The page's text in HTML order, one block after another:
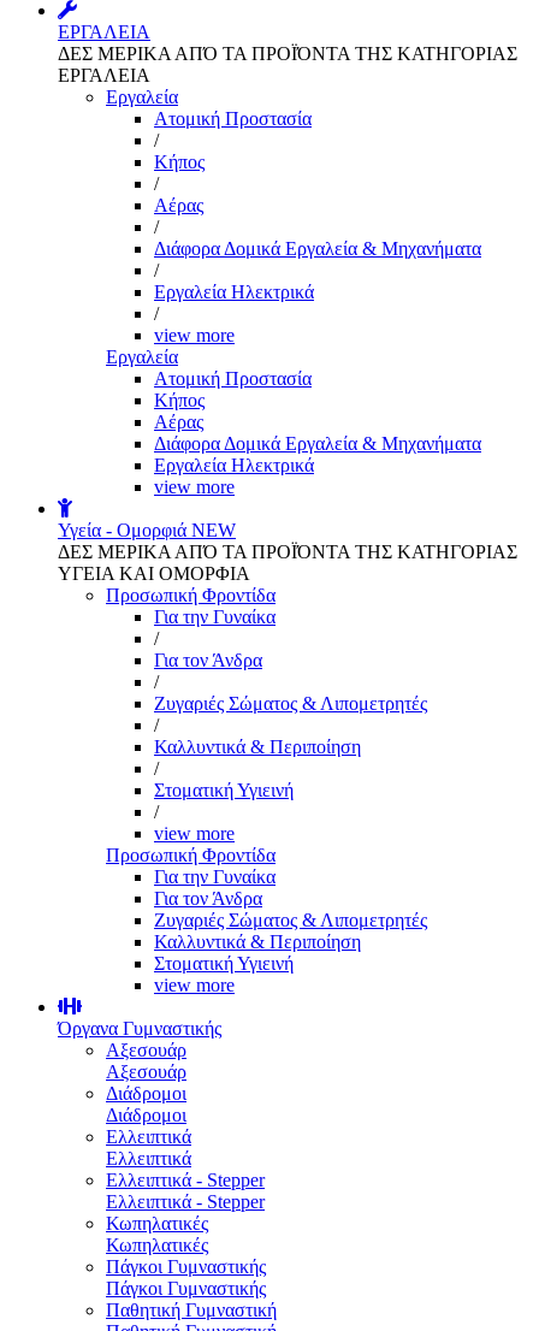
ΕΡΓΑΛΕΙΑ
ΔΕΣ ΜΕΡΙΚΑ ΑΠΌ ΤΑ ΠΡΟΪΌΝΤΑ ΤΗΣ ΚΑΤΗΓΟΡΙΑΣ
ΕΡΓΑΛΕΙΑ
Εργαλεία
Aτομική Προστασία
/
Kήπος
/
Αέρας
/
Διάφορα Δομικά Εργαλεία & Μηχανήματα
/
Εργαλεία Ηλεκτρικά
/
view more
Εργαλεία
Aτομική Προστασία
Kήπος
Αέρας
Διάφορα Δομικά Εργαλεία & Μηχανήματα
Εργαλεία Ηλεκτρικά
view more
Υγεία - Ομορφιά NEW
ΔΕΣ ΜΕΡΙΚΑ ΑΠΌ ΤΑ ΠΡΟΪΌΝΤΑ ΤΗΣ ΚΑΤΗΓΟΡΙΑΣ
ΥΓΕΙΑ ΚΑΙ ΟΜΟΡΦΙΑ
Προσωπική Φροντίδα
Για την Γυναίκα
/
Για τον Άνδρα
/
Ζυγαριές Σώματος & Λιπομετρητές
/
Καλλυντικά & Περιποίηση
/
Στοματική Υγιεινή
/
view more
Προσωπική Φροντίδα
Για την Γυναίκα
Για τον Άνδρα
Ζυγαριές Σώματος & Λιπομετρητές
Καλλυντικά & Περιποίηση
Στοματική Υγιεινή
view more
Όργανα Γυμναστικής
Αξεσουάρ
Αξεσουάρ
Διάδρομοι
Διάδρομοι
Ελλειπτικά
Ελλειπτικά
Ελλειπτικά - Stepper
Ελλειπτικά - Stepper
Κωπηλατικές
Κωπηλατικές
Πάγκοι Γυμναστικής
Πάγκοι Γυμναστικής
Παθητική Γυμναστική